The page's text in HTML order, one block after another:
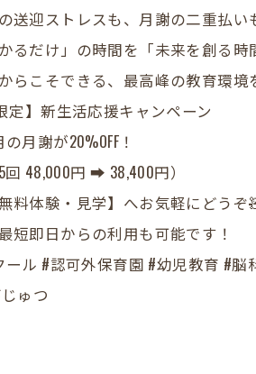
送迎ストレスも、月謝の二重払い
るだけ」の時間を「未来を創る時
らこそできる、最高峰の教育環境
定】新生活応援キャンペーン
月謝が20%OFF！
回 48,000円 ➡ 38,400円）
料体験・見学】へお気軽にどうぞ
短即日からの利用も可能です！
ール #認可外保育園 #幼児教育 #
ゅつ